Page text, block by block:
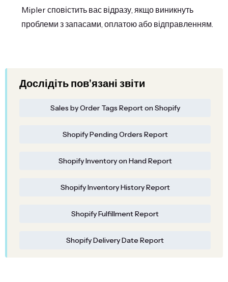
Mipler сповістить вас відразу, якщо виникнуть
проблеми з запасами, оплатою або відправленням.
Дослідіть пов'язані звіти
Sales by Order Tags Report on Shopify
Shopify Pending Orders Report
Shopify Inventory on Hand Report
Shopify Inventory History Report
Shopify Fulfillment Report
Shopify Delivery Date Report